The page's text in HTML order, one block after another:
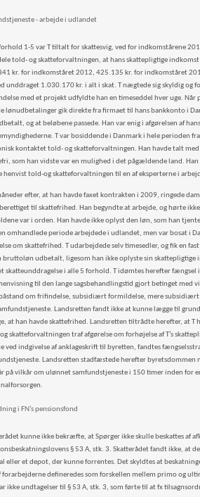
- arbejde i udlandet
1-5 var T tiltalt for skattesvig, ved for indkomstårene
told- og skatteforvaltningen, at hans skattepligtige
kr. for indkomståret 2012, 425.135 kr. for indkomståret
unddraget 1.030.170 kr. i alt i skat. T nægtede sig skyldig og
med et projekt udfyldte han en timeseddel hver uge.
lønudbetalinger gik direkte fra firmaet til hans bankkonto i
og at beløbene passede. Han var enig i afgørelsen af
T var bosiddende i Danmark i hele perioden
kontaktet told- og skatteforvaltningen. Han havde talt
som han vidste var en mulighed i det pågældende land.
henvist told-og skatteforvaltningen til en af eksperterne i
efter, at han havde faxet kontrakten i 2009, ringede
til skattefrihed. Han begyndte at arbejde, og hørte
var i orden. Han havde ikke oplyst den løn, som han
omhandlede periode arbejdede i udlandet, men var bosat i
om skattefrihed. T udarbejdede selv timesedler, og fik en
bruttoløn udbetalt, ligesom han ikke oplyste sin
skatteunddragelse i alle 5 forhold. T idømtes herefter
til den lange sagsbehandlingstid gjort betinget med
om frifindelse, subsidiært formildelse, mere subsidiært
Landsretten fandt ikke at kunne lægge til
at han havde skattefrihed. Landsretten tiltrådte herefter, at
skatteforvaltningen traf afgørelse om forhøjelse af T’s
ved indgivelse af anklageskrift til byretten, fandtes
Landsretten stadfæstede herefter
på vilkår om ulønnet samfundstjeneste i 150 timer inden for
i FN’s pensionsfond
kunne ikke bekræfte, at Spørger ikke skulle beskattes af
§ 53 A, stk. 3. Skatterådet fandt ikke, at
eller et depot, der kunne forrentes. Det skyldtes at
forarbejderne defineredes som forskellen mellem primo og
ikke undtagelser til § 53 A, stk. 3, som førte til at fx